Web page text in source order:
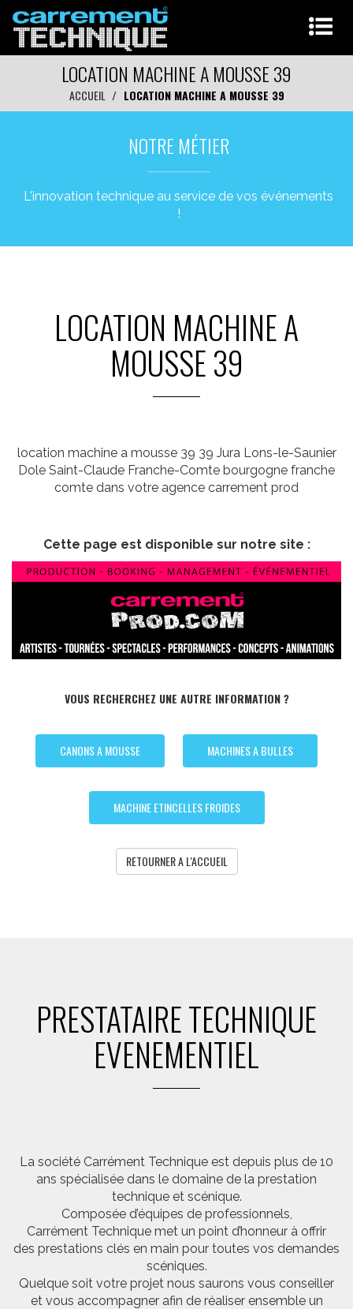
LOCATION MACHINE A MOUSSE 39
ACCUEIL LOCATION MACHINE A MOUSSE 39
NOTRE MÉTIER
L'innovation technique au service de vos événements
!
LOCATION MACHINE A
MOUSSE 39
location machine a mousse 39 39 Jura Lons-le-Saunier
Dole Saint-Claude Franche-Comte bourgogne franche
comte dans votre agence carrement prod
Cette page est disponible sur notre site :
VOUS RECHERCHEZ UNE AUTRE INFORMATION ?
CANONS A MOUSSE MACHINES A BULLES
MACHINE ETINCELLES FROIDES
RETOURNER A L'ACCUEIL
PRESTATAIRE TECHNIQUE
EVENEMENTIEL
La société Carrément Technique est depuis plus de 10
ans spécialisée dans le domaine de la prestation
technique et scénique.
Composée d’équipes de professionnels,
Carrément Technique met un point d’honneur à offrir
des prestations clés en main pour toutes vos demandes
scéniques.
Quelque soit votre projet nous saurons vous conseiller
et vous accompagner afin de réaliser ensemble un